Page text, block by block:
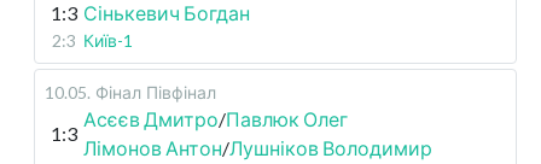
1:3 Сінькевич Богдан
2:3 Київ-1
10.05. Фінал Півфінал
1:3
Асєєв Дмитро/Павлюк Олег
Лімонов Антон/Лушніков Володимир